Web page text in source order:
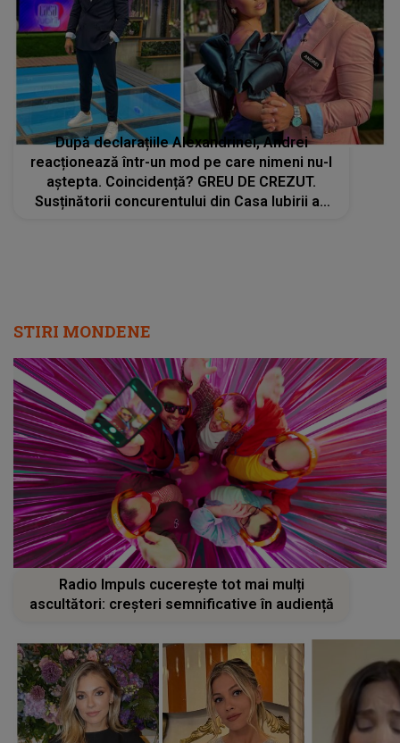
După declarațiile Alexandrinei, Andrei
reacționează într-un mod pe care nimeni nu-l
aștepta. Coincidență? GREU DE CREZUT.
Susținătorii concurentului din Casa Iubirii au
STIRI MONDENE
Radio Impuls cucerește tot mai mulți
ascultători: creșteri semnificative în audiență